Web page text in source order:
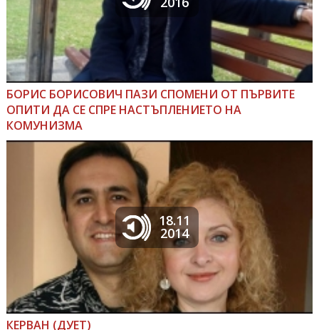
БОРИС БОРИСОВИЧ ПАЗИ СПОМЕНИ ОТ ПЪРВИТЕ
ОПИТИ ДА СЕ СПРЕ НАСТЪПЛЕНИЕТО НА
КОМУНИЗМА
18.11
2014
КЕРВАН (ДУЕТ)